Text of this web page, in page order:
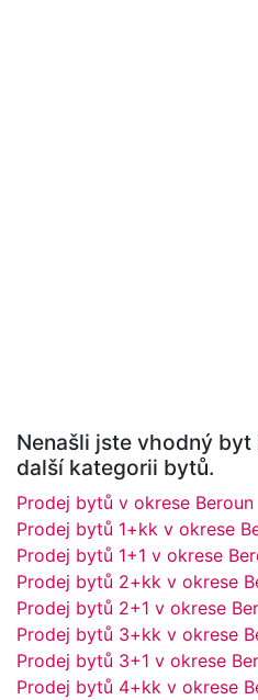
Nenašli jste vhodný
další kategorii bytů.
Prodej bytů v okrese Beroun
Prodej bytů 1+kk v okrese
Prodej bytů 1+1 v okrese
Prodej bytů 2+kk v okrese
Prodej bytů 2+1 v okrese
Prodej bytů 3+kk v okrese
Prodej bytů 3+1 v okrese
Prodej bytů 4+kk v okrese